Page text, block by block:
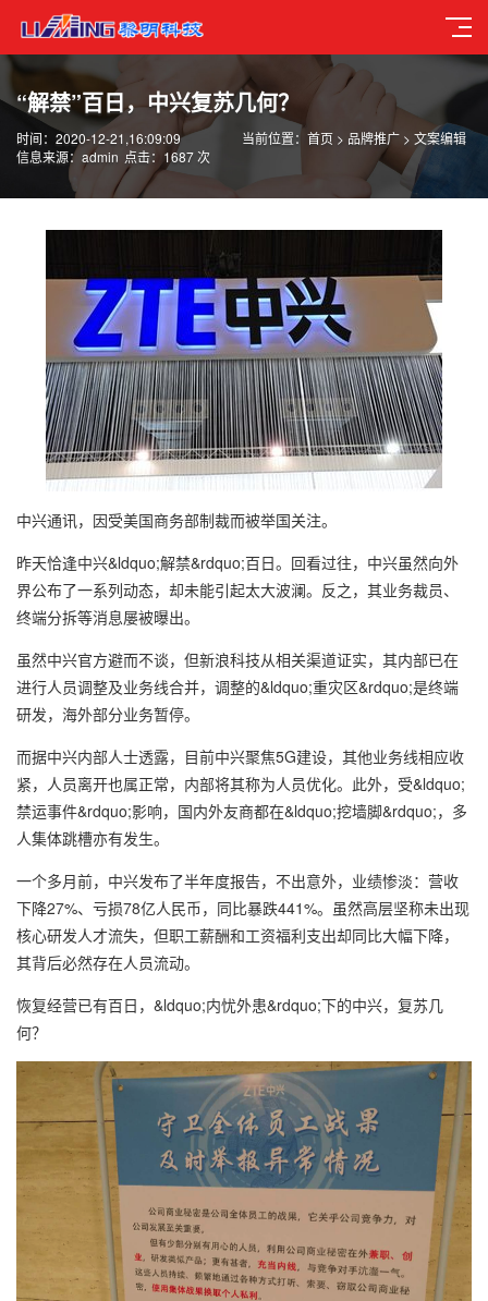
“解禁”百日，中兴复苏几何？
当前位置： 首页 > 品牌推广 > 文案编辑
时间：2020-12-21,16:09:09
信息来源：admin 点击：1687 次
中兴通讯，因受美国商务部制裁而被举国关注。
昨天恰逢中兴&ldquo;解禁&rdquo;百日。回看过往，中兴虽然向外
界公布了一系列动态，却未能引起太大波澜。反之，其业务裁员、
终端分拆等消息屡被曝出。
虽然中兴官方避而不谈，但新浪科技从相关渠道证实，其内部已在
进行人员调整及业务线合并，调整的&ldquo;重灾区&rdquo;是终端
研发，海外部分业务暂停。
而据中兴内部人士透露，目前中兴聚焦5G建设，其他业务线相应收
紧，人员离开也属正常，内部将其称为人员优化。此外，受&ldquo;
禁运事件&rdquo;影响，国内外友商都在&ldquo;挖墙脚&rdquo;，多
人集体跳槽亦有发生。
一个多月前，中兴发布了半年度报告，不出意外，业绩惨淡：营收
下降27%、亏损78亿人民币，同比暴跌441%。虽然高层坚称未出现
核心研发人才流失，但职工薪酬和工资福利支出却同比大幅下降，
其背后必然存在人员流动。
恢复经营已有百日，&ldquo;内忧外患&rdquo;下的中兴，复苏几
何？